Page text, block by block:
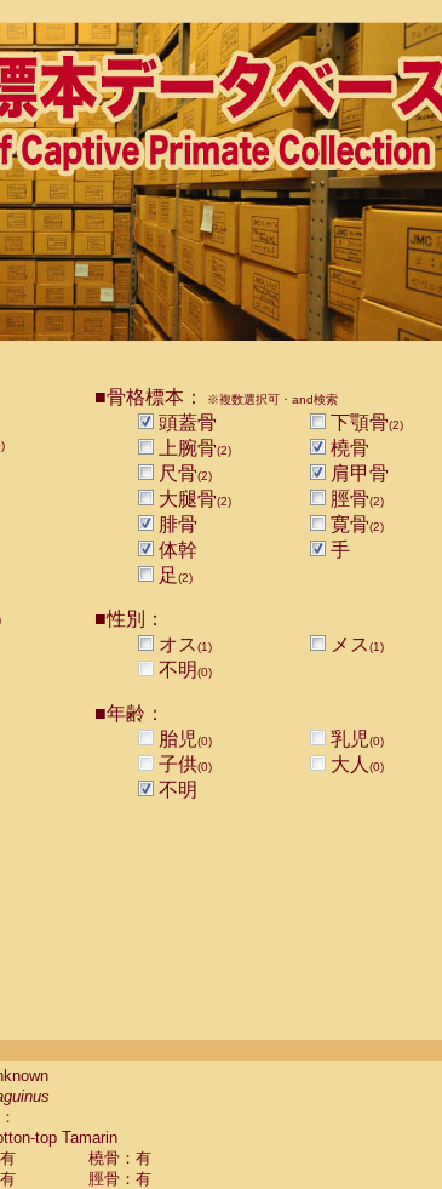
■骨格標本： ※複数選択可・and検索
頭蓋骨 下顎骨(2)
上腕骨(2)
橈骨
尺骨(2)
肩甲骨
大腿骨(2) 脛骨(2)
腓骨 寛骨(2)
体幹
手
足(2)
■性別：
オス(1) メス(1)
不明(0)
■年齢：
胎児(0) 乳児(0)
子供(0) 大人 (0)
不明
top Tamarin
橈骨：有
脛骨：有